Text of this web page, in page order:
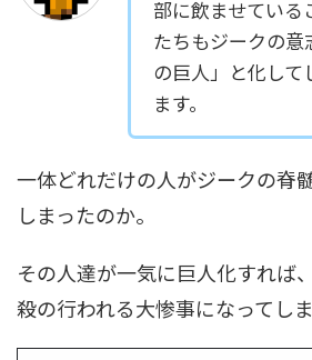
部に飲ませている
たちもジークの意
の巨人」と化して
ます。
一体どれだけの人がジークの脊
しまったのか。
その人達が一気に巨人化すれば
殺の行われる大惨事になってしま